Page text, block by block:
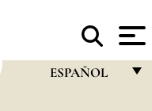
ESPAÑOL